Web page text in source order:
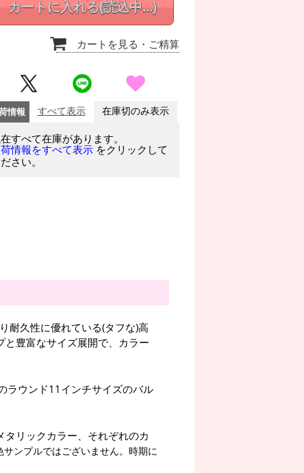
カートに入れる(読込中...)
カートを見る ・ご精算
情報 すべて表示 在庫切のみ表示
すべて在庫があります。
荷情報をすべて表示 をクリックして
さい。
耐久性に優れている(タフな)高
豊富なサイズ展開で、カラー
ラウンド11インチサイズのバル
リックカラー、それぞれのカ
ンプルではございません。時期に